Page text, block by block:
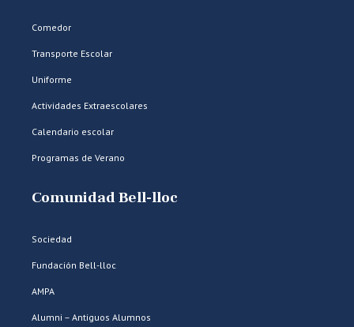
Comedor
Transporte Escolar
Uniforme
Actividades Extraescolares
Calendario escolar
Programas de Verano
Comunidad Bell-lloc
Sociedad
Fundación Bell-lloc
AMPA
Alumni – Antiguos Alumnos